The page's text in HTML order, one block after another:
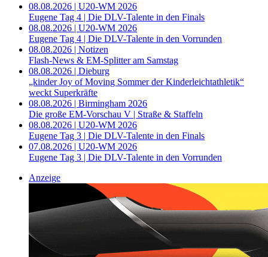
08.08.2026 | U20-WM 2026
Eugene Tag 4 | Die DLV-Talente in den Finals
08.08.2026 | U20-WM 2026
Eugene Tag 4 | Die DLV-Talente in den Vorrunden
08.08.2026 | Notizen
Flash-News & EM-Splitter am Samstag
08.08.2026 | Dieburg
„kinder Joy of Moving Sommer der Kinderleichtathletik“
weckt Superkräfte
08.08.2026 | Birmingham 2026
Die große EM-Vorschau V | Straße & Staffeln
08.08.2026 | U20-WM 2026
Eugene Tag 3 | Die DLV-Talente in den Finals
07.08.2026 | U20-WM 2026
Eugene Tag 3 | Die DLV-Talente in den Vorrunden
Anzeige